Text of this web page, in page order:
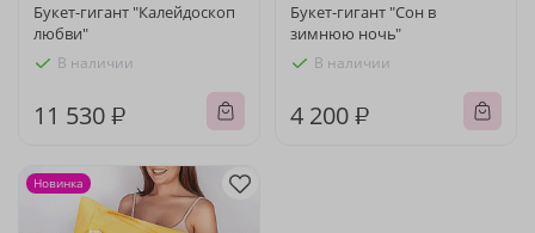
Букет-гигант "Калейдоскоп
любви"
В наличии
11 530 ₽
Букет-гигант "Сон в
зимнюю ночь"
В наличии
4 200 ₽
Новинка